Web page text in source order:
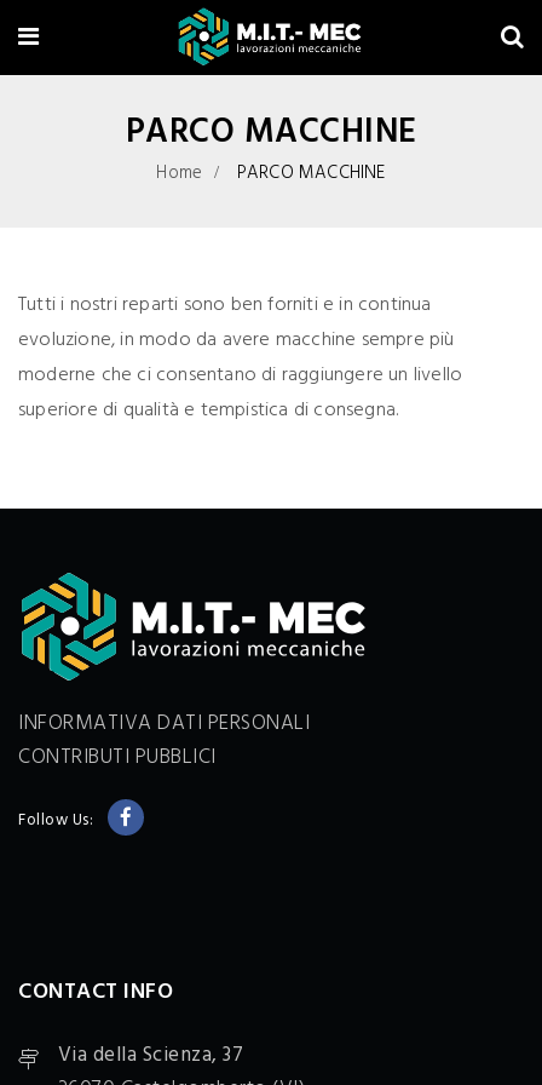
PARCO MACCHINE
Home PARCO MACCHINE
Tutti i nostri reparti sono ben forniti e in continua
evoluzione, in modo da avere macchine sempre più
moderne che ci consentano di raggiungere un livello
superiore di qualità e tempistica di consegna.
INFORMATIVA DATI PERSONALI
CONTRIBUTI PUBBLICI
Follow Us:
CONTACT INFO
Via della Scienza, 37